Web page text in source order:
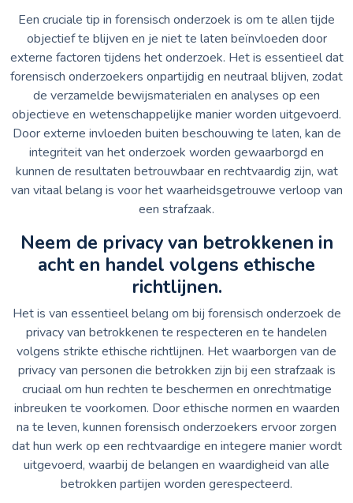
Een cruciale tip in forensisch onderzoek is om te allen tijde
objectief te blijven en je niet te laten beïnvloeden door
externe factoren tijdens het onderzoek. Het is essentieel dat
forensisch onderzoekers onpartijdig en neutraal blijven, zodat
de verzamelde bewijsmaterialen en analyses op een
objectieve en wetenschappelijke manier worden uitgevoerd.
Door externe invloeden buiten beschouwing te laten, kan de
integriteit van het onderzoek worden gewaarborgd en
kunnen de resultaten betrouwbaar en rechtvaardig zijn, wat
van vitaal belang is voor het waarheidsgetrouwe verloop van
een strafzaak.
Neem de privacy van betrokkenen in
acht en handel volgens ethische
richtlijnen.
Het is van essentieel belang om bij forensisch onderzoek de
privacy van betrokkenen te respecteren en te handelen
volgens strikte ethische richtlijnen. Het waarborgen van de
privacy van personen die betrokken zijn bij een strafzaak is
cruciaal om hun rechten te beschermen en onrechtmatige
inbreuken te voorkomen. Door ethische normen en waarden
na te leven, kunnen forensisch onderzoekers ervoor zorgen
dat hun werk op een rechtvaardige en integere manier wordt
uitgevoerd, waarbij de belangen en waardigheid van alle
betrokken partijen worden gerespecteerd.